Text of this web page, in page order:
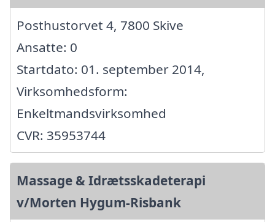
Posthustorvet 4, 7800 Skive
Ansatte: 0
Startdato: 01. september 2014,
Virksomhedsform:
Enkeltmandsvirksomhed
CVR: 35953744
Massage & Idrætsskadeterapi
v/Morten Hygum-Risbank